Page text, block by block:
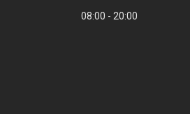
08:00 20:00